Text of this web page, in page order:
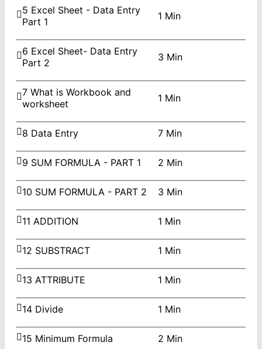
5 Excel Sheet - Data Entry
Part 1
1 Min
6 Excel Sheet- Data Entry
Part 2
3 Min
7 What is Workbook and
worksheet
1 Min
8 Data Entry 7 Min
9 SUM FORMULA - PART 1 2 Min
10 SUM FORMULA - PART 2 3 Min
11 ADDITION 1 Min
12 SUBSTRACT 1 Min
13 ATTRIBUTE 1 Min
14 Divide 1 Min
15 Minimum Formula 2 Min